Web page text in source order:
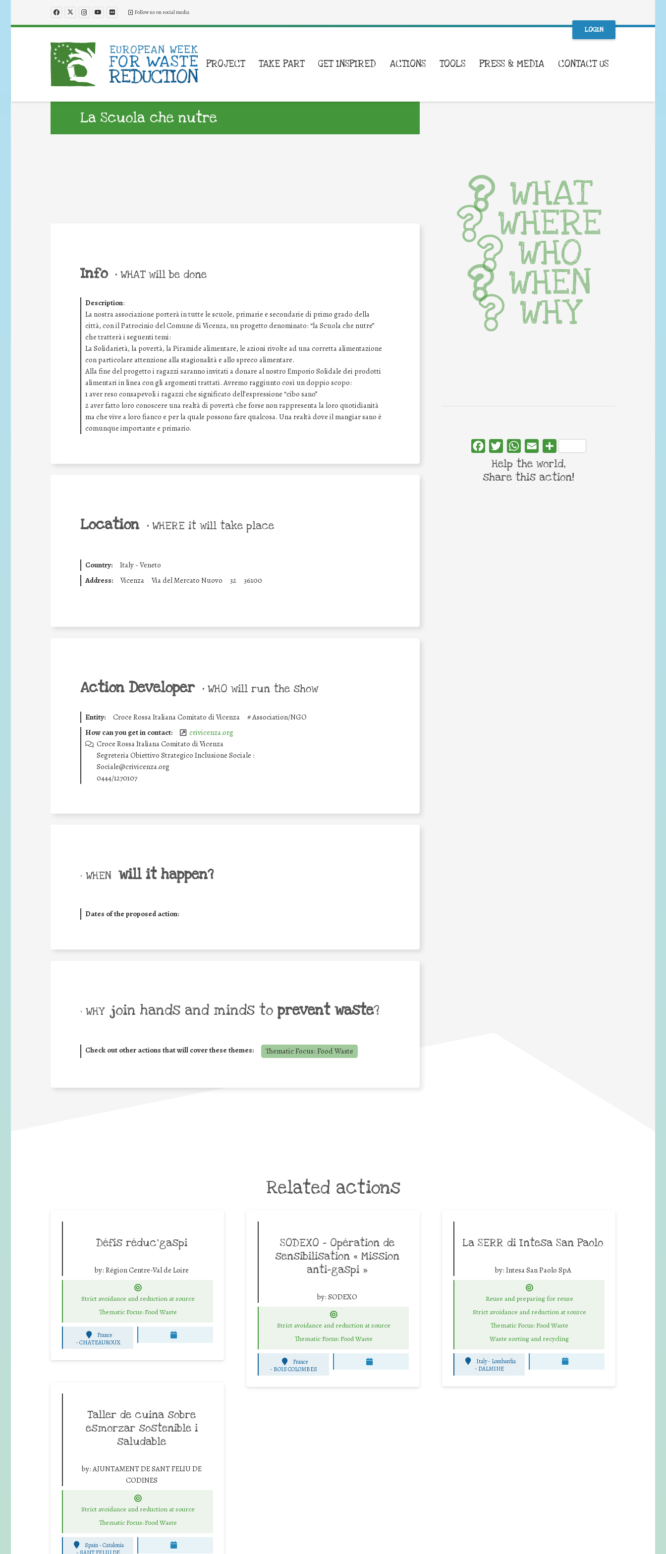
Follow us on social media
LOGIN
PROJECT TAKE PART GET INSPIRED ACTIONS TOOLS PRESS & MEDIA CONTACT US
La Scuola che nutre
Info • WHAT will be done
Description:
La nostra associazione porterà in tutte le scuole, primarie e secondarie di primo grado della
città, con il Patrocinio del Comune di Vicenza, un progetto denominato: “la Scuola che nutre”
che tratterà i seguenti temi:
La Solidarietà, la povertà, la Piramide alimentare, le azioni rivolte ad una corretta alimentazione
con particolare attenzione alla stagionalità e allo spreco alimentare.
Alla fine del progetto i ragazzi saranno invitati a donare al nostro Emporio Solidale dei prodotti
alimentari in linea con gli argomenti trattati. Avremo raggiunto così un doppio scopo:
1 aver reso consapevoli i ragazzi che significato dell’espressione “cibo sano”
2 aver fatto loro conoscere una realtà di povertà che forse non rappresenta la loro quotidianità
ma che vive a loro fianco e per la quale possono fare qualcosa. Una realtà dove il mangiar sano è
comunque importante e primario.
Location • WHERE it will take place
Country:
Italy - Veneto
Address:
Vicenza Via del Mercato Nuovo 32 36100
Action Developer • WHO will run the show
Entity: Croce Rossa Italiana Comitato di Vicenza #Association/NGO
How can you get in contact:
crivicenza.org
Croce Rossa Italiana Comitato di Vicenza
Segreteria Obiettivo Strategico Inclusione Sociale :
Sociale@crivicenza.org
0444/1270107
• WHEN will it happen?
Dates of the proposed action:
• WHY join hands and minds to prevent waste?
Check out other actions that will cover these themes: Thematic Focus: Food Waste
WHAT
WHERE
WHO
WHEN
WHY
FacebookTwitterWhatsApp
Email Share
Help the world,
share this action!
Related actions
Défis réduc’gaspi
by: Région Centre-Val de Loire
Strict avoidance and reduction at source
Thematic Focus: Food Waste
France
-CHATEAUROUX
SODEXO – Opération de
sensibilisation « Mission
anti-gaspi »
by: SODEXO
Strict avoidance and reduction at source
Thematic Focus: Food Waste
France
- BOIS COLOMBES
La SERR di Intesa San Paolo
by: Intesa San Paolo SpA
Reuse and preparing for reuse
Strict avoidance and reduction at source
Thematic Focus: Food Waste
Waste sorting and recycling
Italy - Lombardia
- DALMINE
Taller de cuina sobre
esmorzar sostenible i
saludable
by:AJUNTAMENT DE SANT FELIU DE
CODINES
Strict avoidance and reduction at source
Thematic Focus: Food Waste
Spain - Catalonia